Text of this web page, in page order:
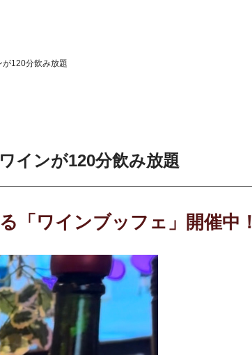
が120分飲み放題
インが120分飲み放題
「ワインブッフェ」開催中！